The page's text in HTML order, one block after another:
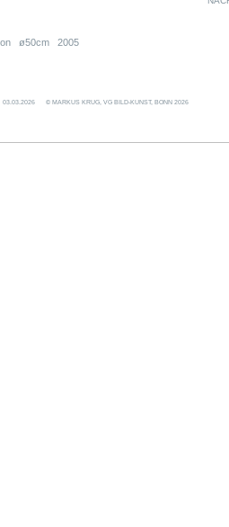
ø50cm 2005
03.03.2026 © MARKUS KRUG, VG BILD-KUNST, BONN 2026